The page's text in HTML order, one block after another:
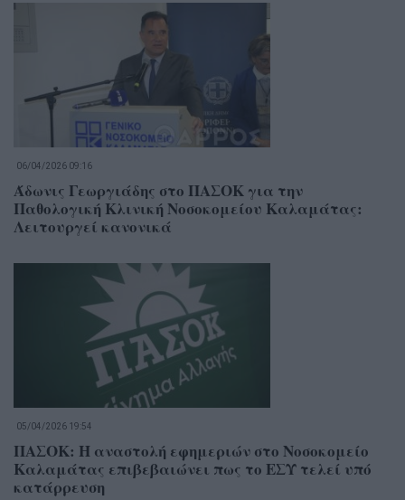
06/04/2026 09:16
Άδωνις Γεωργιάδης στο ΠΑΣΟΚ για την
Παθολογική Κλινική Νοσοκομείου Καλαμάτας:
Λειτουργεί κανονικά
05/04/2026 19:54
ΠΑΣΟΚ: Η αναστολή εφημεριών στο Νοσοκομείο
Καλαμάτας επιβεβαιώνει πως το ΕΣΥ τελεί υπό
κατάρρευση